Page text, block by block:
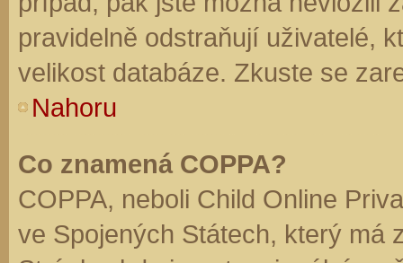
pravidelně odstraňují uživatelé,
velikost databáze. Zkuste se
Nahoru
Co znamená COPPA?
COPPA, neboli Child Online
ve Spojených Státech, který má